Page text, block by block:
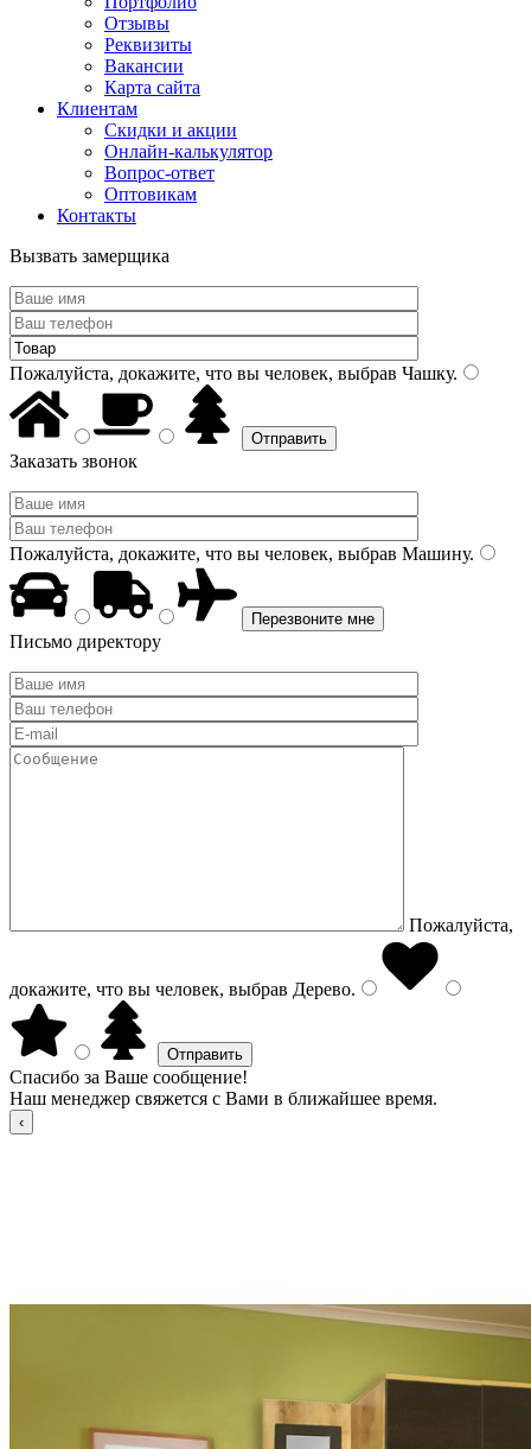
Отзывы
Реквизиты
Вакансии
Карта сайта
Клиентам
Скидки и акции
Онлайн-калькулятор
Вопрос-ответ
Оптовикам
Контакты
Вызвать замерщика
Пожалуйста, докажите, что вы человек, выбрав Чашку.
Заказать звонок
Пожалуйста, докажите, что вы человек, выбрав Машину.
Письмо директору
Пожалуйста,
докажите, что вы человек, выбрав Дерево.
Спасибо за Ваше сообщение!
Наш менеджер свяжется с Вами в ближайшее время.